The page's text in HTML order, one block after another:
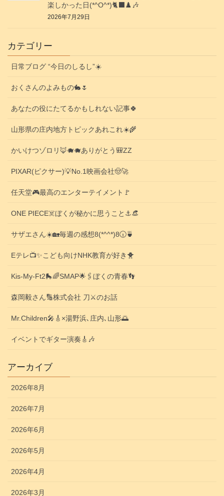
楽しかった日(*^O^*)🐈‍⬛♟️🎶
2026年7月29日
カテゴリー
日常ブログ “今日のしるし”☀️
おくさんのよみもの🐇🌷
あなたの役にたてるかもしれない記事🍀
山形県の庄内地方トピックあれこれ☀️🌾
かいけつゾロリ🦊🐗🐗ありがとう🎒ZZ
PIXAR(ピクサー)💡No.1映画会社🤠🚀
任天堂🎮️最高のエンターテイメント🚩
ONE PIECE☠️ぼくが秘かに思うこと⚓️👒
サザエさん☀️🏡毎週の感想8(*^^*)8🕡️🍵
Eテレ📺️✨こども向けNHK教育が好き🐥
Kis-My-Ft2🛼🌈SMAP🌟🖇️ぼくの青春👣
森岡毅さん🔢株式会社 刀⚔️のお話
Mr.Children🎤🎸×湯野浜､庄内､山形🌅
イベントでギター演奏🎸🎶
アーカイブ
2026年8月
2026年7月
2026年6月
2026年5月
2026年4月
2026年3月